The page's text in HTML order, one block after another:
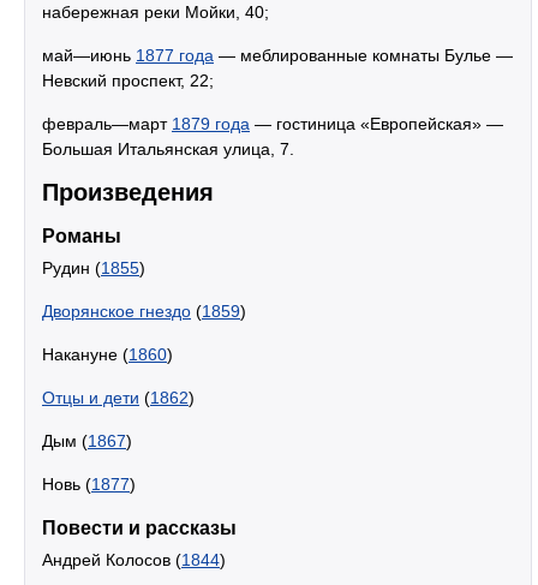
набережная реки Мойки, 40;
май—июнь 1877 года — меблированные комнаты Булье —
Невский проспект, 22;
февраль—март 1879 года — гостиница «Европейская» —
Большая Итальянская улица, 7.
Произведения
Романы
Рудин (1855)
Дворянское гнездо (1859)
Накануне (1860)
Отцы и дети (1862)
Дым (1867)
Новь (1877)
Повести и рассказы
Андрей Колосов (1844)